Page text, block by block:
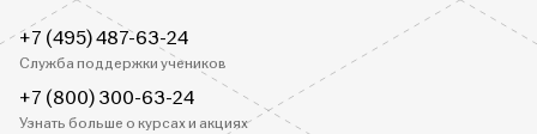
+7 (495) 487-63-24
Служба поддержки учеников
+7 (800) 300-63-24
Узнать больше о курсах и акциях